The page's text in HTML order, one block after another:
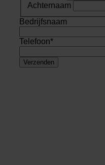
Achternaam
Bedrijfsnaam
Telefoon*